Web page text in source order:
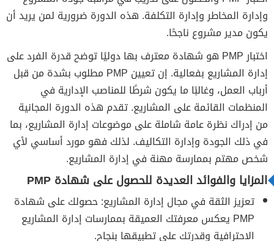
وإدارة المخاطر وإدارة التكلفة. هذه الدورة ضرورية لمن يريد أن
يكون مدير مشروع ناجحًا.
اختبار PMP هو شهادة معترف بها دوليًا توضح قدرة الفرد على
إدارة المشاريع بفعالية. إن تعيين PMP مطلوب بشدة من قبل
أرباب العمل، وغالبًا ما يكون شرطًا للمناصب الإدارية في
المنظمات القائمة على المشاريع. تقدم هذه الدورة المجانية
من إدراك نظرة عامة شاملة على موضوعات إدارة المشاريع، بما
في ذلك الجودة وإدارة التكاليف. لذلك فهو مورد أساسي لأي
شخص مهتم بممارسة مهنة في إدارة المشاريع.
المزايا والفوائد العديدة للحصول على شهادة PMP
تعزيز الثقة في مجال إدارة المشاريع: حصولك على شهادة
PMP يعكس معرفتك العميقة بممارسات إدارة المشاريع
الاحترافية وقدرتك على تطبيقها بنجاح.